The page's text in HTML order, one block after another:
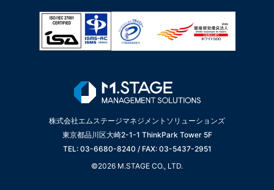
株式会社エムステージマネジメントソリューションズ
東京都品川区大崎2-1-1 ThinkPark Tower 5F
TEL: 03-6680-8240 / FAX: 03-5437-2951
©2026 M.STAGE CO., LTD.